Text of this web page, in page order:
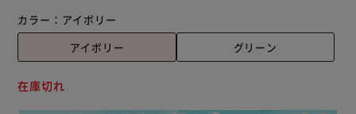
カラー： アイボリー
アイボリー
グリーン
在庫切れ